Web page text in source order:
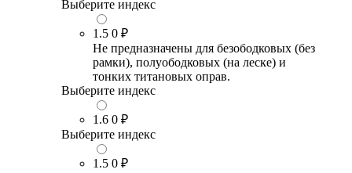
Выберите индекс
1.5 0 ₽
Не предназначены для безободковых (без
рамки), полуободковых (на леске) и
тонких титановых оправ.
Выберите индекс
1.6 0 ₽
Выберите индекс
1.5 0 ₽